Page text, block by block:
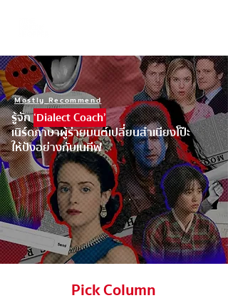
Mostly Recommend
รู้จัก‘Dialect Coach’
เนิร์ดภาษาผู้ร่ายมนต์เปลี่ยนสำเนียงโป๊ะ
ให้ปังอย่างกับเนทีฟ
Pick Column